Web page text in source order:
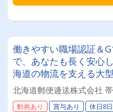
働きやすい職場認証＆
で、あなたも長く安心
海道の物流を支える大
迎◎残業月平均8～9時
績：計4.05ヶ月分）◎カ
北海道郵便逓送株式会社
動画あり 賞与あり 休日8